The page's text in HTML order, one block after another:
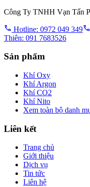
Công Ty TNHH Vạn Tấn
Hotline: 0972 049 349
Thiên: 091 7683526
Sản phẩm
Khí Oxy
Khí Argon
Khí CO2
Khí Nito
Xem toàn bộ danh
Liên kết
Trang chủ
Giới thiệu
Dịch vụ
Tin tức
Liên hệ